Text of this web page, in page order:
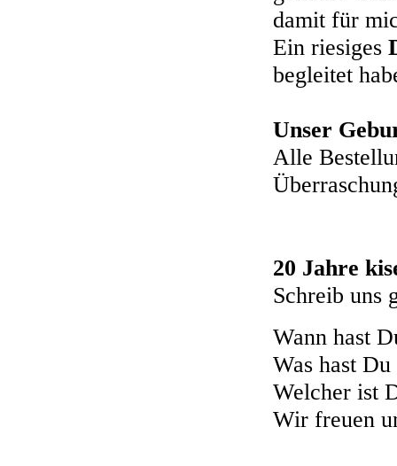
damit für
Ein riesiges
begleitet
Unser
Alle
20 Jahre
Schreib uns
Wann hast
Was hast
Welcher ist
Wir freuen